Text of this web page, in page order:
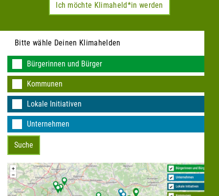
Ich möchte Klimaheld*in werden
Bitte wähle Deinen Klimahelden
Bürgerinnen und Bürger
Kommunen
Lokale Initiativen
Unternehmen